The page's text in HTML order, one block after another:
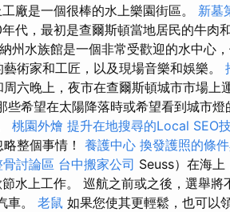
廠是一個很棒的水上樂園街區。 新墓
代，最初是查爾斯頓當地居民的牛肉
州水族館是一個非常受歡迎的水中心
術家和工匠，以及現場音樂和娛樂。
六晚上，夜市在查爾斯頓城市市場上
些希望在太陽降落時或希望看到城市
桃園外燴 提升在地搜尋的Local SEO
整個事情！ 養護中心 換發護照的條
討論區 台中搬家公司 Seuss）在海
水上工作。 巡航之前或之後，選舉將
車。 老鼠 如果您使其更輕鬆，也可以